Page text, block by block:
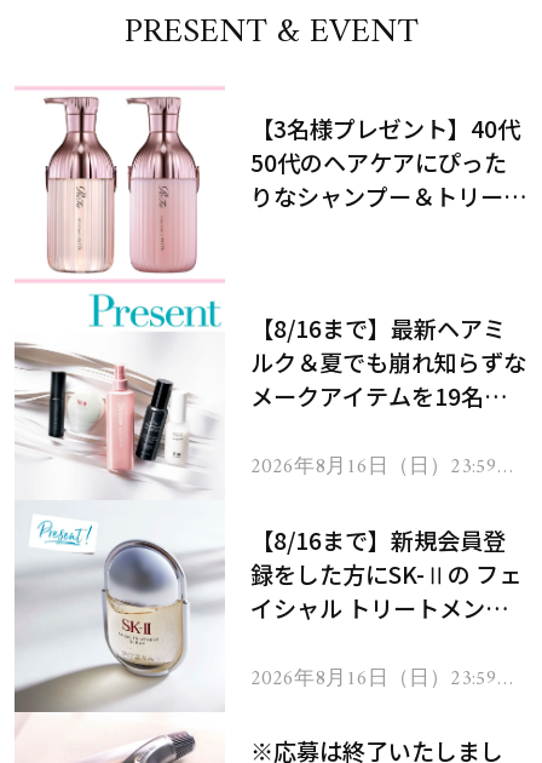
PRESENT & EVENT
【3名様プレゼント】40代
50代のヘアケアにぴった
りなシャンプー＆トリート
【8/16まで】最新ヘアミ
ルク＆夏でも崩れ知らずな
メークアイテムを19名様
2026年8月16日（日）23:59ま
【8/16まで】新規会員登
録をした方にSK-Ⅱの フェ
イシャル トリートメント
2026年8月16日（日）23:59ま
※応募は終了いたしまし